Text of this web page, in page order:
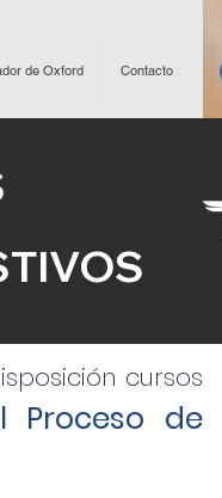
de Oxford Contacto
cursos
Proceso de